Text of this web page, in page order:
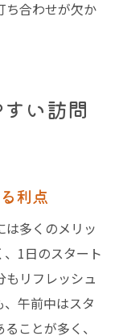
ち合わせが欠か
い訪問
利点
は多くのメリッ
1日のスタート
もリフレッシュ
午前中はスタ
ことが多く、